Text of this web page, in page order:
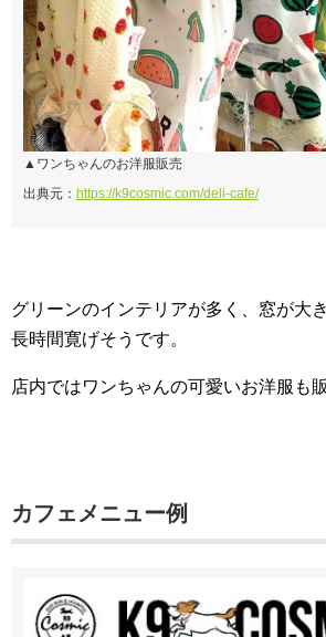
▲ワンちゃんのお洋服販売
出典元： https://k9cosmic.com/deli-cafe/
グリーンのインテリアが多く、窓が大
長時間寛げそうです。
店内ではワンちゃんの可愛いお洋服も
カフェメニュー例